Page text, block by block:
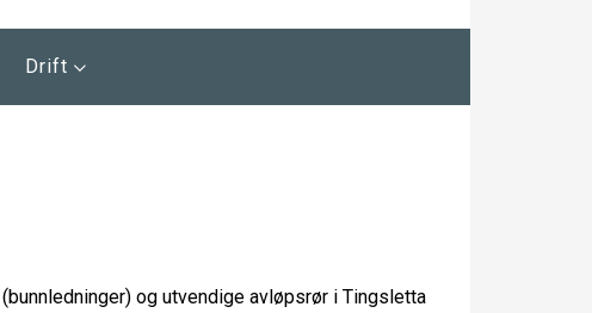
Drift
og utvendige avløpsrør i Tingsletta